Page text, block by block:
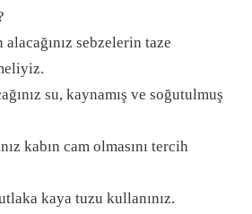
sebzelerin taze
su, kaynamış ve soğutulmuş
kabın cam olmasını tercih
kaya tuzu kullanınız.